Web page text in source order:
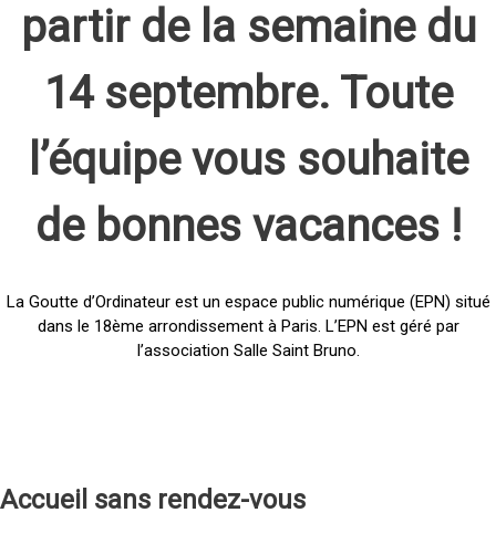
partir de la semaine du
14 septembre. Toute
l’équipe vous souhaite
de bonnes vacances !
La Goutte d’Ordinateur est un espace public numérique (EPN) situé
dans le 18ème arrondissement à Paris. L’EPN est géré par
l’association Salle Saint Bruno.
Accueil sans rendez-vous